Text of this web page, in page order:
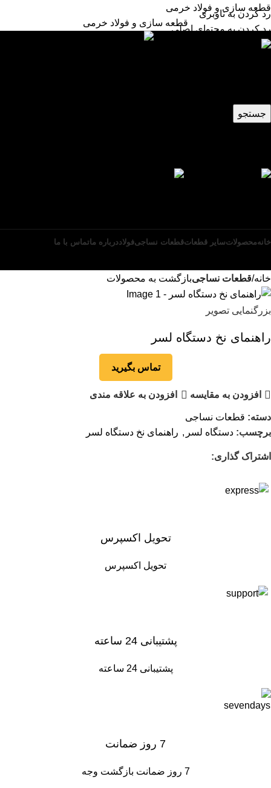
رد کردن به ناوبری
رد کردن به محتوای اصلی
قطعه سازی و فولاد خرمی
قطعه سازی و فولاد خرمی
جستجو
خانهمحصولاتسایر قطعاتقطعات نساجیفولاددرباره ماتماس با ما
خانه قطعات نساجیبازگشت به محصولات
بزرگنمایی تصویر
راهنمای نخ دستگاه لسر
تماس بگیرید
افزودن به مقایسه افزودن به علاقه مندی
دسته: قطعات نساجی
برچسب: دستگاه لسر , راهنمای نخ دستگاه لسر
اشتراک گذاری:
تحویل اکسپرس
تحویل اکسپرس
پشتیبانی 24 ساعته
پشتیبانی 24 ساعته
7 روز ضمانت
7 روز ضمانت بازگشت وجه